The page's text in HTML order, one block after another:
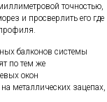
точностью,
и просверлить его где
балконов системы
по тем же
окон
металлических зацепах,